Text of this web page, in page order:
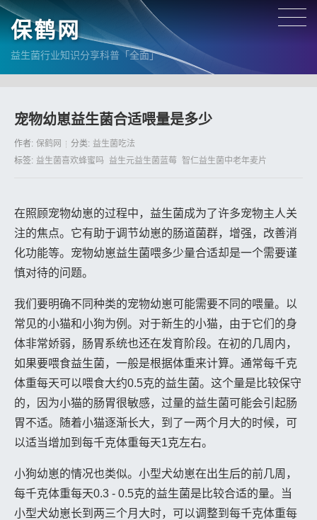
保鹤网
益生菌行业知识分享科普「全面」
宠物幼崽益生菌合适喂量是多少
作者: 保鹤网 分类: 益生菌吃法
标签: 益生菌喜欢蜂蜜吗 益生元益生菌蓝莓 智仁益生菌中老年麦片
在照顾宠物幼崽的过程中，益生菌成为了许多宠物主人关
注的焦点。它有助于调节幼崽的肠道菌群，增强，改善消
化功能等。宠物幼崽益生菌喂多少量合适却是一个需要谨
慎对待的问题。
我们要明确不同种类的宠物幼崽可能需要不同的喂量。以
常见的小猫和小狗为例。对于新生的小猫，由于它们的身
体非常娇弱，肠胃系统也还在发育阶段。在初的几周内，
如果要喂食益生菌，一般是根据体重来计算。通常每千克
体重每天可以喂食大约0.5克的益生菌。这个量是比较保守
的，因为小猫的肠胃很敏感，过量的益生菌可能会引起肠
胃不适。随着小猫逐渐长大，到了一两个月大的时候，可
以适当增加到每千克体重每天1克左右。
小狗幼崽的情况也类似。小型犬幼崽在出生后的前几周，
每千克体重每天0.3 - 0.5克的益生菌是比较合适的量。当
小型犬幼崽长到两三个月大时，可以调整到每千克体重每